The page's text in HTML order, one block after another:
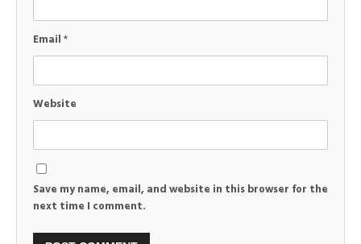
Email*
Website
Save my name, email, and website in this browser for the
next time I comment.